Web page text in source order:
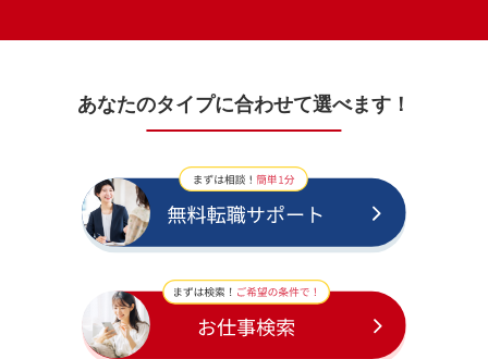
あなたのタイプに合わせて選べます！